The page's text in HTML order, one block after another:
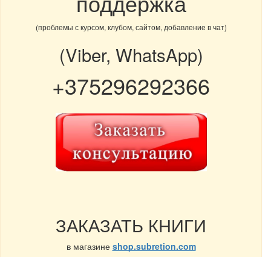
(проблемы с курсом, клубом, сайтом, добавление в чат)
(Viber, WhatsApp)
+375296292366
ЗАКАЗАТЬ КНИГИ
в магазине shop.subretion.com